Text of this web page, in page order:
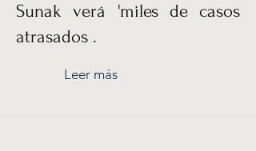
Sunak verá 'miles de casos
atrasados .
Leer más